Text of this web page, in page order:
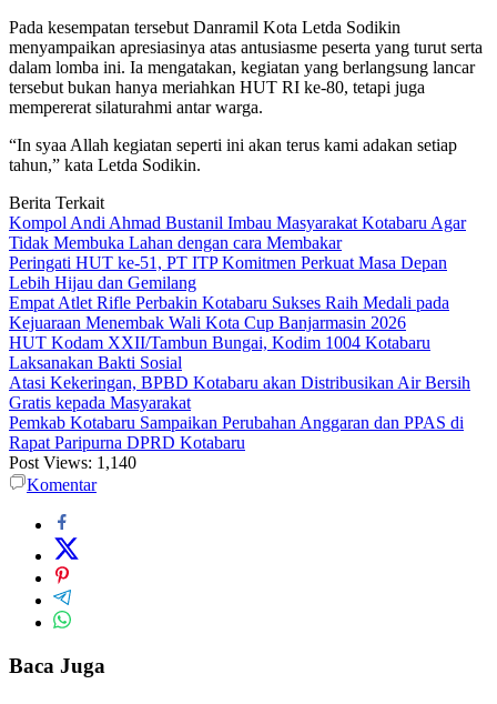
Pada kesempatan tersebut Danramil Kota Letda Sodikin
menyampaikan apresiasinya atas antusiasme peserta yang turut serta
dalam lomba ini. Ia mengatakan, kegiatan yang berlangsung lancar
tersebut bukan hanya meriahkan HUT RI ke-80, tetapi juga
mempererat silaturahmi antar warga.
“In syaa Allah kegiatan seperti ini akan terus kami adakan setiap
tahun,” kata Letda Sodikin.
Berita Terkait
Kompol Andi Ahmad Bustanil Imbau Masyarakat Kotabaru Agar
Tidak Membuka Lahan dengan cara Membakar
Peringati HUT ke-51, PT ITP Komitmen Perkuat Masa Depan
Lebih Hijau dan Gemilang
Empat Atlet Rifle Perbakin Kotabaru Sukses Raih Medali pada
Kejuaraan Menembak Wali Kota Cup Banjarmasin 2026
HUT Kodam XXII/Tambun Bungai, Kodim 1004 Kotabaru
Laksanakan Bakti Sosial
Atasi Kekeringan, BPBD Kotabaru akan Distribusikan Air Bersih
Gratis kepada Masyarakat
Pemkab Kotabaru Sampaikan Perubahan Anggaran dan PPAS di
Rapat Paripurna DPRD Kotabaru
Post Views: 1,140
Komentar
Baca Juga